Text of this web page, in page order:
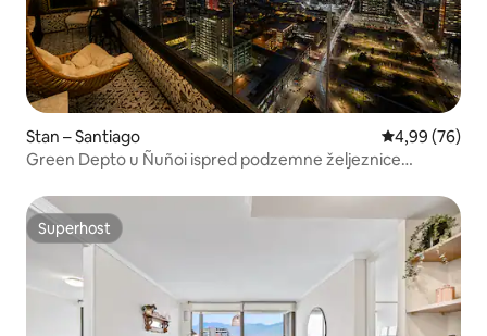
Stan – Santiago Prosječna
4,99 (76)
Green Depto u Ñuñoi ispred podzemne željeznice
Superhost
Superhost